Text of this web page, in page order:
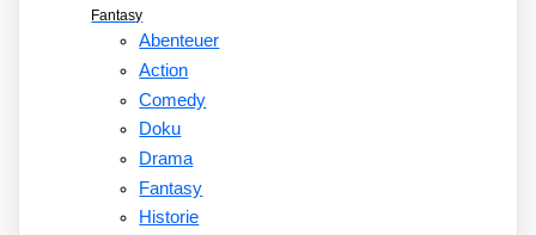
Fantasy
Abenteuer
Action
Comedy
Doku
Drama
Fantasy
Historie